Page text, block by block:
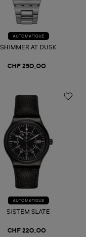
AUTOMATIQUE
SHIMMER AT DUSK
CHF 250,00
AUTOMATIQUE
SISTEM SLATE
CHF 220,00